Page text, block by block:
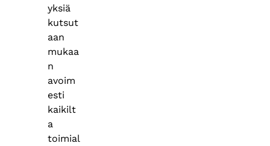
yksiä
kutsut
aan
mukaa
n
avoim
esti
kaikilt
a
toimial